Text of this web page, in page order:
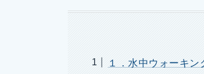
１．水中ウォーキン